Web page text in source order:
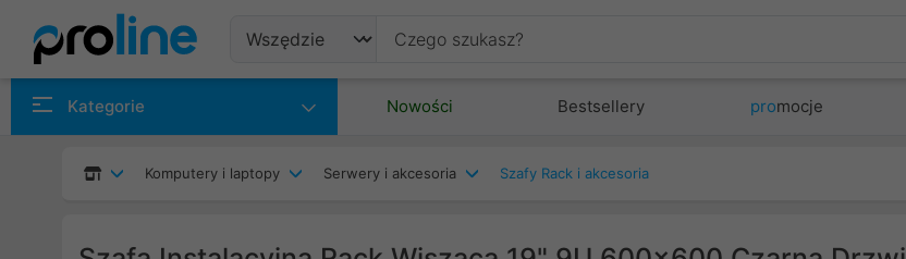
Kategorie Nowości Bestsellery promocje
Komputery i laptopy Serwery i akcesoria Szafy Rack i akcesoria